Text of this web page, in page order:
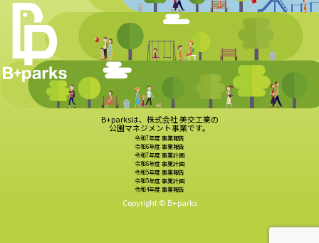
B+parksは、株式会社 美交工業の
公園マネジメント事業です。
令和7年度 事業報告
令和6年度 事業報告
令和7年度 事業計画
令和6年度 事業計画
令和5年度 事業報告
令和5年度 事業計画
令和4年度 事業報告
Copyright © B+parks